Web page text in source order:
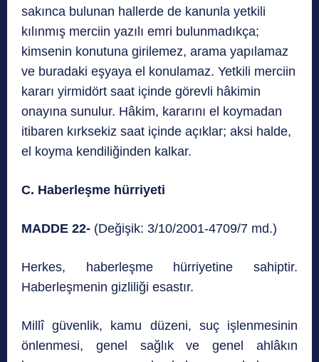
sakınca bulunan hallerde de kanunla yetkili
kılınmış merciin yazılı emri bulunmadıkça;
kimsenin konutuna girilemez, arama yapılamaz
ve buradaki eşyaya el konulamaz. Yetkili merciin
kararı yirmidört saat içinde görevli hâkimin
onayına sunulur. Hâkim, kararını el koymadan
itibaren kırksekiz saat içinde açıklar; aksi halde,
el koyma kendiliğinden kalkar.
C. Haberleşme hürriyeti
MADDE 22- (Değişik: 3/10/2001-4709/7 md.)
Herkes, haberleşme hürriyetine sahiptir.
Haberleşmenin gizliliği esastır.
Millî güvenlik, kamu düzeni, suç işlenmesinin
önlenmesi, genel sağlık ve genel ahlâkın